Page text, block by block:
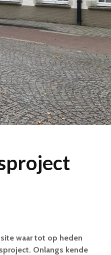
waar tot op heden
Onlangs kende